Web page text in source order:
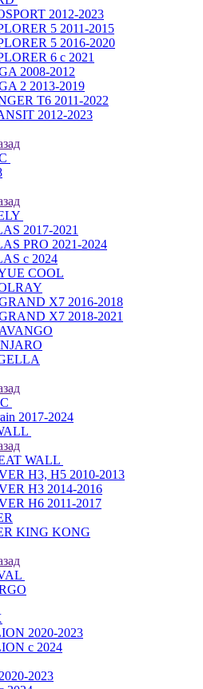
2012-2023
5 2011-2015
5 2016-2020
6 с 2021
2008-2012
2 2013-2019
T6 2011-2022
2012-2023
2017-2021
PRO 2021-2024
с 2024
COOL
X7 2016-2018
X7 2018-2021
2017-2024
WALL
H3, H5 2010-2013
H3 2014-2016
H6 2011-2017
KING KONG
2020-2023
с 2024
2023